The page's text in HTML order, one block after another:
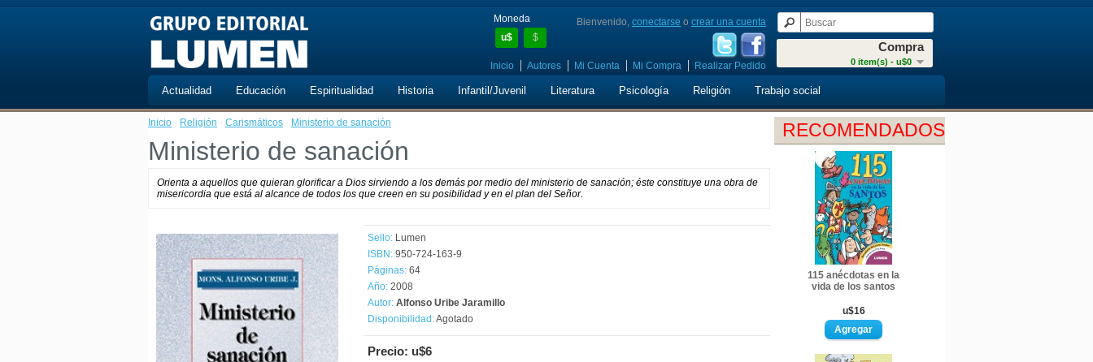
Moneda
u$
$
Compra
0 item(s) - u$0
Bienvenido, conectarse o crear una cuenta
Inicio Autores Mi Cuenta Mi Compra Realizar Pedido
Actualidad Educación Espiritualidad Historia Infantil/Juvenil Literatura Psicología Religión Trabajo social
RECOMENDADOS
115 anécdotas en la
vida de los santos
u$16
Inicio · Religión · Carismáticos · Ministerio de sanación
Ministerio de sanación
Orienta a aquellos que quieran glorificar a Dios sirviendo a los demás por medio del ministerio de sanación; éste constituye una obra de
misericordia que está al alcance de todos los que creen en su posibilidad y en el plan del Señor.
Sello: Lumen
ISBN: 950-724-163-9
Páginas: 64
Año: 2008
Autor: Alfonso Uribe Jaramillo
Disponibilidad:Agotado
Precio: u$6